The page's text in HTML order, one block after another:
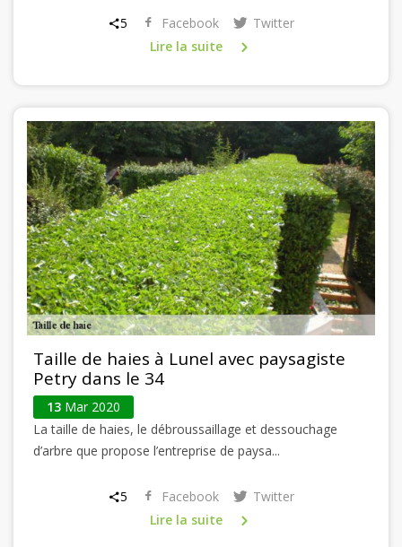
5 Facebook
Twitter
Lire la suite
Taille de haies à Lunel avec paysagiste
Petry dans le 34
13 Mar 2020
La taille de haies, le débroussaillage et dessouchage
d’arbre que propose l’entreprise de paysa...
5 Facebook
Twitter
Lire la suite